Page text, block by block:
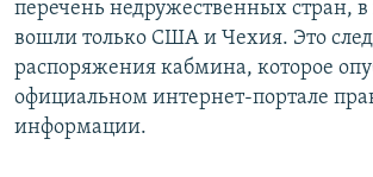
перечень недружественных стран,
вошли только США и Чехия. Это
распоряжения кабмина, которое
официальном интернет-портале
информации.